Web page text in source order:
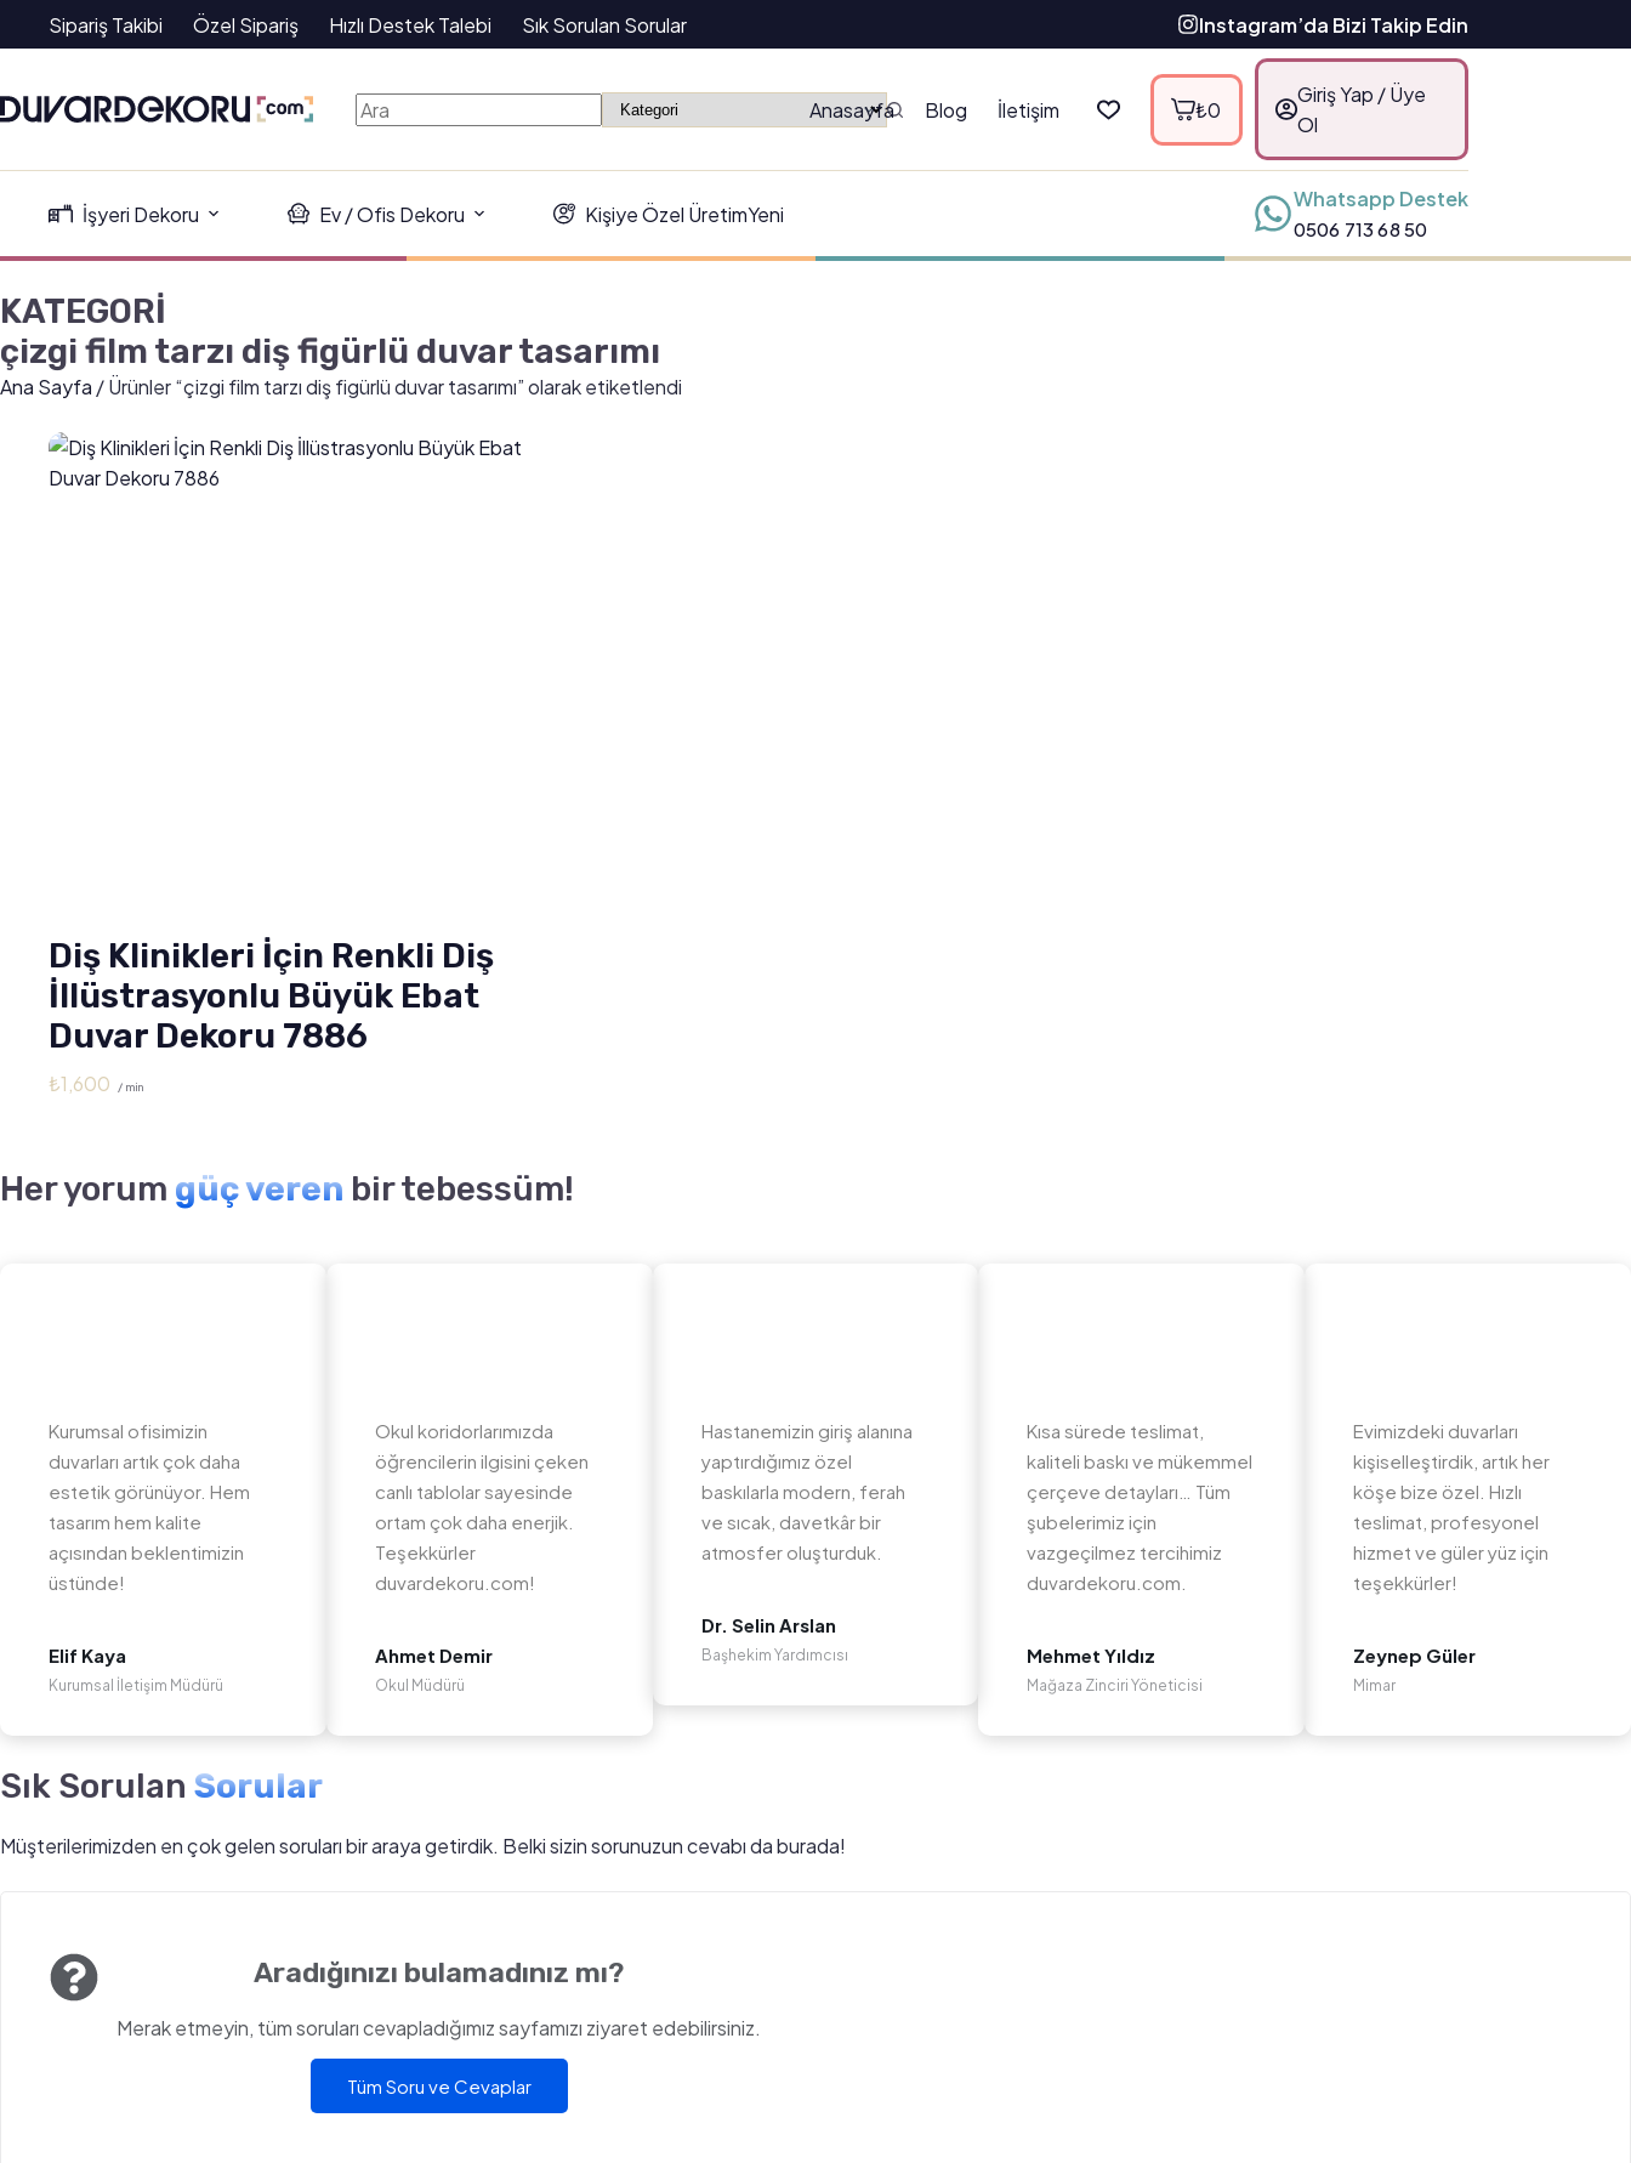
Sipariş Takibi Özel Sipariş Hızlı Destek Talebi Sık Sorulan Sorular Instagram’da Bizi Takip Edin
Anasayfa Blog İletişim ₺0
Giriş Yap / Üye
Ol
İşyeri Dekoru Ev / Ofis Dekoru Kişiye Özel ÜretimYeni
Whatsapp Destek
0506 713 68 50
KATEGORİ
çizgi film tarzı diş figürlü duvar tasarımı
Ana Sayfa / Ürünler “çizgi film tarzı diş figürlü duvar tasarımı” olarak etiketlendi
Diş Klinikleri İçin Renkli Diş
İllüstrasyonlu Büyük Ebat
Duvar Dekoru 7886
₺1,600 / min
Her yorum güç veren bir tebessüm!
Kurumsal ofisimizin
duvarları artık çok daha
estetik görünüyor. Hem
tasarım hem kalite
açısından beklentimizin
üstünde!
Elif Kaya
Kurumsal İletişim Müdürü
Okul koridorlarımızda
öğrencilerin ilgisini çeken
canlı tablolar sayesinde
ortam çok daha enerjik.
Teşekkürler
duvardekoru.com!
Ahmet Demir
Okul Müdürü
Hastanemizin giriş alanına
yaptırdığımız özel
baskılarla modern, ferah
ve sıcak, davetkâr bir
atmosfer oluşturduk.
Dr. Selin Arslan
Başhekim Yardımcısı
Kısa sürede teslimat,
kaliteli baskı ve mükemmel
çerçeve detayları… Tüm
şubelerimiz için
vazgeçilmez tercihimiz
duvardekoru.com.
Mehmet Yıldız
Mağaza Zinciri Yöneticisi
Evimizdeki duvarları
kişiselleştirdik, artık her
köşe bize özel. Hızlı
teslimat, profesyonel
hizmet ve güler yüz için
teşekkürler!
Zeynep Güler
Mimar
Sık Sorulan Sorular
Müşterilerimizden en çok gelen soruları bir araya getirdik. Belki sizin sorunuzun cevabı da burada!
Aradığınızı bulamadınız mı?
Merak etmeyin, tüm soruları cevapladığımız sayfamızı ziyaret edebilirsiniz.
Tüm Soru ve Cevaplar